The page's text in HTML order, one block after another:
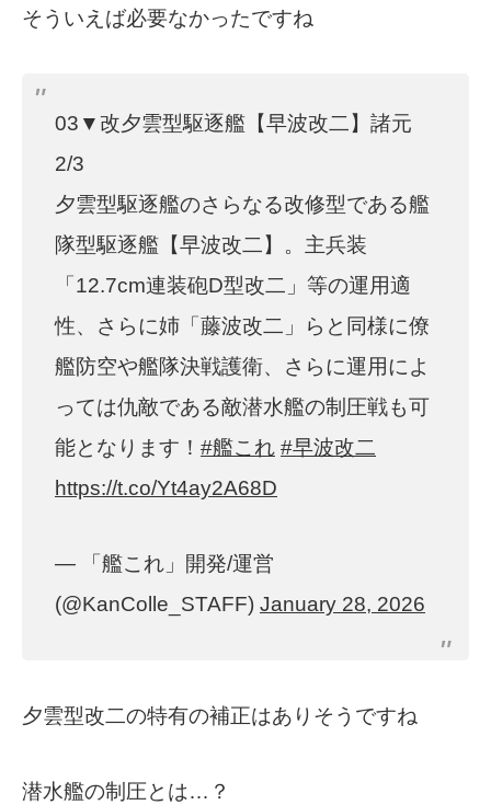
そういえば必要なかったですね
03▼改夕雲型駆逐艦【早波改二】諸元
2/3
夕雲型駆逐艦のさらなる改修型である艦
隊型駆逐艦【早波改二】。主兵装
「12.7cm連装砲D型改二」等の運用適
性、さらに姉「藤波改二」らと同様に僚
艦防空や艦隊決戦護衛、さらに運用によ
っては仇敵である敵潜水艦の制圧戦も可
能となります！ #艦これ #早波改二
https://t.co/Yt4ay2A68D
— 「艦これ」開発/運営
(@KanColle_STAFF) January 28, 2026
夕雲型改二の特有の補正はありそうですね
潜水艦の制圧とは…？